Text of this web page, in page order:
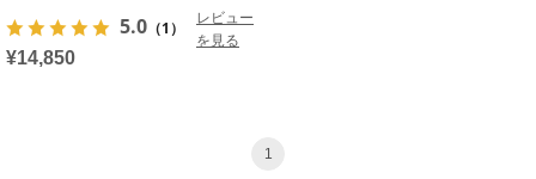
5.0 （1）
レビュー
を見る
¥14,850
1